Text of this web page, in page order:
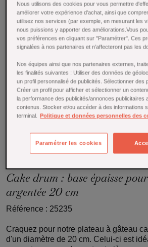
Tap to expand
Cake drum : base épaisse
argentée 20 cm
Référence : 25235
Craquez pour notre plateau à gâteau
d'un diamètre de 20 cm. Celui-ci est
Nous utilisons des cookies pour vous permettre
améliorer votre expérience d'achat, ainsi que
utilisez nos services (par exemple, en mesurant les
nous puissions y apporter des améliorations.Vous
vos préférences en cliquant sur "Paramétrer". Ces
signalées à nos partenaires et n’affecteront pas les
Nos équipes ainsi que nos partenaires externes,
les finalités suivantes : Utiliser des données de
un profil personnalisé de publicités. Sélectionner des
Créer un profil pour afficher et sélectionner un
la performance des publicités/annonces publicitaires
contenus. Stocker et/ou accéder à des informations
terminal. Politique et données personnelles des
Paramétrer les cookies